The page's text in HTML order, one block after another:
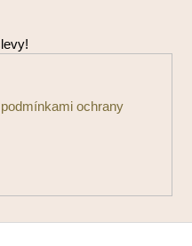
podmínkami ochrany